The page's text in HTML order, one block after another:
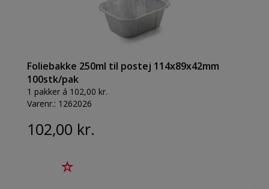
Foliebakke 250ml til postej 114x89x42mm
100stk/pak
1 pakker á 102,00 kr.
Varenr.: 1262026
102,00 kr.